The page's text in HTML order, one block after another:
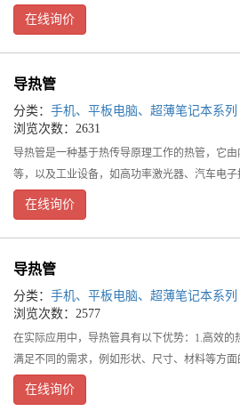
在线询价
导热管
分类： 手机、平板电脑、超薄笔记本系列
浏览次数：2631
导热管是一种基于热传导原理工作的热管，它
等，以及工业设备，如高功率激光器、汽车电
在线询价
导热管
分类： 手机、平板电脑、超薄笔记本系列
浏览次数：2577
在实际应用中，导热管具有以下优势：1.高效
满足不同的需求，例如形状、尺寸、材料等方
在线询价